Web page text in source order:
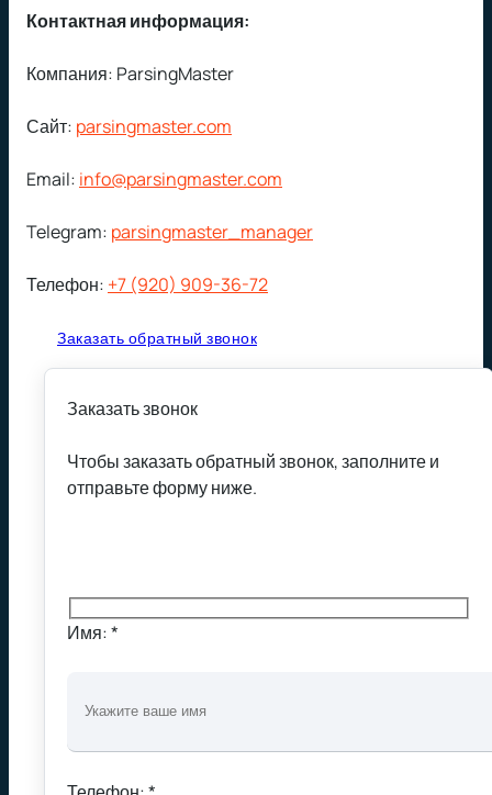
Контактная информация:
Компания: ParsingMaster
Сайт: parsingmaster.com
Email: info@parsingmaster.com
Telegram: parsingmaster_manager
Телефон: +7 (920) 909-36-72
Заказать обратный звонок
Заказать звонок
Чтобы заказать обратный звонок, заполните и
отправьте форму ниже.
Имя: *